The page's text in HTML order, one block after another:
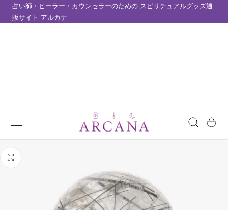
ツにスキップ
占い師・ヒーラー・カウンセラーのための スピリチュアルグッズ通
販サイト アルカナ
ー